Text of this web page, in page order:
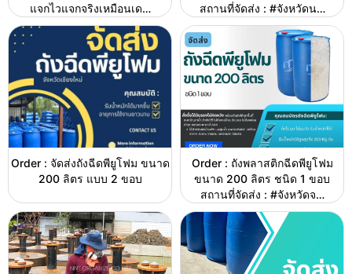
แจกไวแจกจริงเหมือนเด…
สถานที่จัดส่ง : #จังหวัดน…
Order : จัดส่งถังฉีดพียูโฟม ขนาด
200 ลิตร แบบ 2 ขอบ
Order : ถังพลาสติกฉีดพียูโฟม
ขนาด 200 ลิตร ชนิด 1 ขอบ
สถานที่จัดส่ง : #จังหวัดจ…